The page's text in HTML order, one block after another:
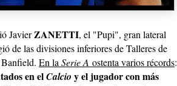
JavierZANETTI, el "Pupi", gran lateral
de las divisiones inferiores de Talleres de
En la Serie A ostenta varios récords:
en elCalcio y el jugador con más